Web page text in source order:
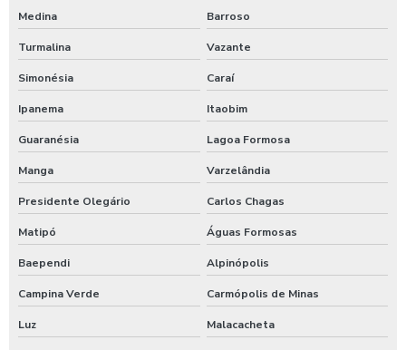
Medina Barroso
Turmalina Vazante
Simonésia Caraí
Ipanema Itaobim
Guaranésia Lagoa Formosa
Manga Varzelândia
Presidente Olegário Carlos Chagas
Matipó Águas Formosas
Baependi Alpinópolis
Campina Verde Carmópolis de Minas
Luz Malacacheta